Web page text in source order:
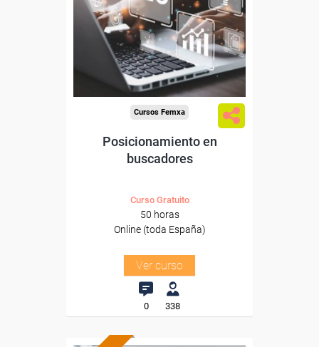
Para desempleados,
trabajadores y autónomos.
Sector
-Comercio.
Cursos Femxa
Posicionamiento en
buscadores
Curso Gratuito
50 horas
Online (toda España)
Ver curso
0 338